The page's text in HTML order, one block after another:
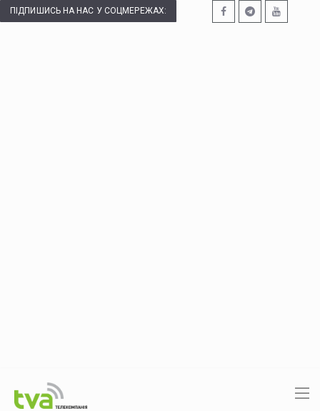
ПІДПИШИСЬ НА НАС У СОЦМЕРЕЖАХ: